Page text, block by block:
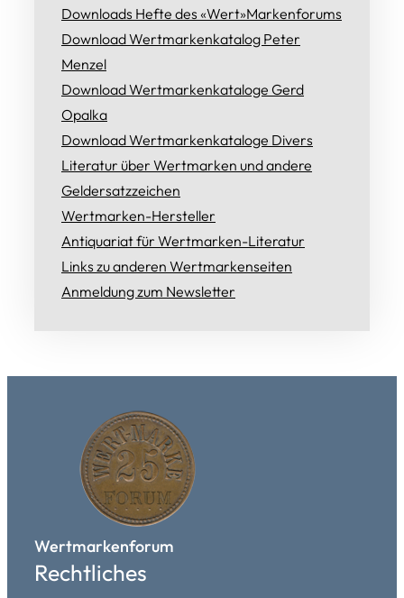
Downloads Hefte des «Wert»Markenforums
Download Wertmarkenkatalog Peter
Menzel
Download Wertmarkenkataloge Gerd
Opalka
Download Wertmarkenkataloge Divers
Literatur über Wertmarken und andere
Geldersatzzeichen
Wertmarken-Hersteller
Antiquariat für Wertmarken-Literatur
Links zu anderen Wertmarkenseiten
Anmeldung zum Newsletter
Wertmarkenforum
Rechtliches